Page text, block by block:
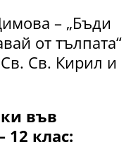
– „Бъди
от тълпата“
Св. Кирил и
във
12 клас: